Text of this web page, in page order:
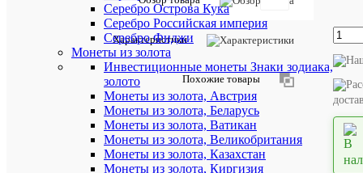
Серебро Острова Кука
Серебро Российская империя
Серебро Фиджи
Монеты из золота
Инвестиционные монеты Знаки зодиака,
золото
Монеты из золота, Австрия
Монеты из золота, Беларусь
Монеты из золота, Ватикан
Монеты из золота, Великобритания
Монеты из золота, Казахстан
Монеты из золота, Киргизия
Характеристики
Похожие товары
отзыв
Артикул:
8426
товара:
Альбом